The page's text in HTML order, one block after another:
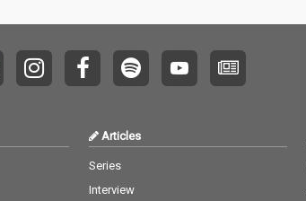
Articles
Series
Interview